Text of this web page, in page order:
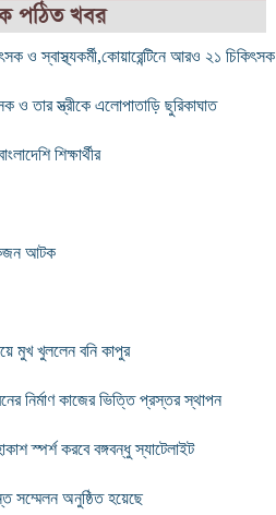
পঠিত খবর
ও স্বাস্থ্যকর্মী,কোয়ারেন্টিনে আরও ২১ চিকিৎসক
ও তার স্ত্রীকে এলোপাতাড়ি ছুরিকাঘাত
শিক্ষার্থীর
আটক
মুখ খুললেন বনি কাপুর
নির্মাণ কাজের ভিত্তি প্রস্তর স্থাপন
স্পর্শ করবে বঙ্গবন্ধু স্যাটেলাইট
সম্মেলন অনুষ্ঠিত হয়েছে